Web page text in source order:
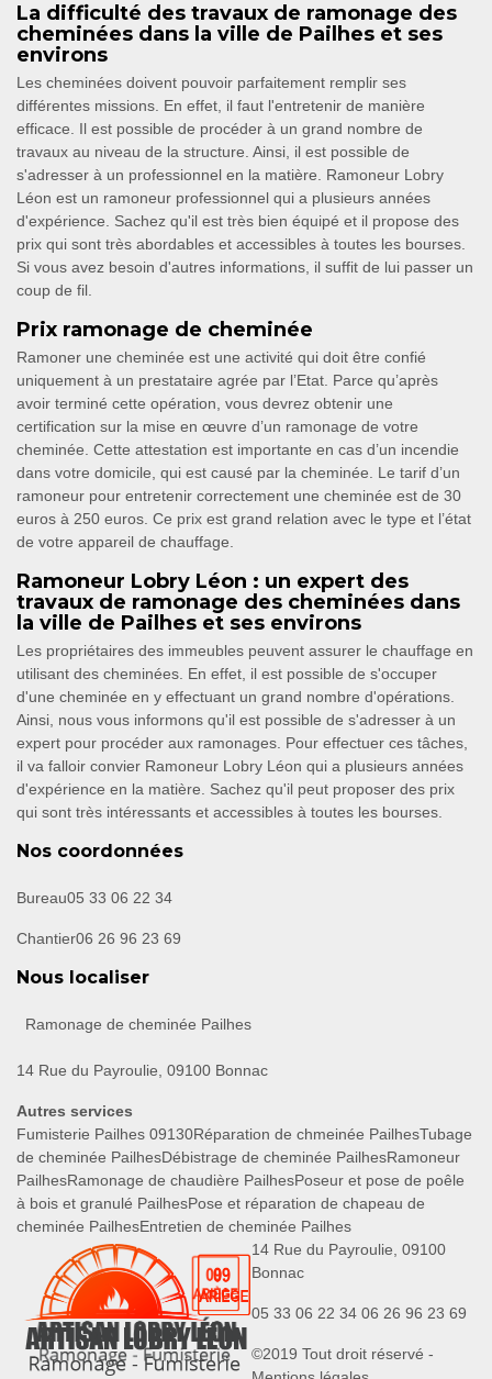
La difficulté des travaux de ramonage des
cheminées dans la ville de Pailhes et ses
environs
Les cheminées doivent pouvoir parfaitement remplir ses
différentes missions. En effet, il faut l'entretenir de manière
efficace. Il est possible de procéder à un grand nombre de
travaux au niveau de la structure. Ainsi, il est possible de
s'adresser à un professionnel en la matière. Ramoneur Lobry
Léon est un ramoneur professionnel qui a plusieurs années
d'expérience. Sachez qu'il est très bien équipé et il propose des
prix qui sont très abordables et accessibles à toutes les bourses.
Si vous avez besoin d'autres informations, il suffit de lui passer un
coup de fil.
Prix ramonage de cheminée
Ramoner une cheminée est une activité qui doit être confié
uniquement à un prestataire agrée par l’Etat. Parce qu’après
avoir terminé cette opération, vous devrez obtenir une
certification sur la mise en œuvre d’un ramonage de votre
cheminée. Cette attestation est importante en cas d’un incendie
dans votre domicile, qui est causé par la cheminée. Le tarif d’un
ramoneur pour entretenir correctement une cheminée est de 30
euros à 250 euros. Ce prix est grand relation avec le type et l’état
de votre appareil de chauffage.
Ramoneur Lobry Léon : un expert des
travaux de ramonage des cheminées dans
la ville de Pailhes et ses environs
Les propriétaires des immeubles peuvent assurer le chauffage en
utilisant des cheminées. En effet, il est possible de s'occuper
d'une cheminée en y effectuant un grand nombre d'opérations.
Ainsi, nous vous informons qu'il est possible de s'adresser à un
expert pour procéder aux ramonages. Pour effectuer ces tâches,
il va falloir convier Ramoneur Lobry Léon qui a plusieurs années
d'expérience en la matière. Sachez qu'il peut proposer des prix
qui sont très intéressants et accessibles à toutes les bourses.
Nos coordonnées
Bureau05 33 06 22 34
Chantier06 26 96 23 69
Nous localiser
Ramonage de cheminée Pailhes
14 Rue du Payroulie, 09100 Bonnac
Autres services
Fumisterie Pailhes 09130Réparation de chmeinée PailhesTubage
de cheminée PailhesDébistrage de cheminée PailhesRamoneur
PailhesRamonage de chaudière PailhesPoseur et pose de poêle
à bois et granulé PailhesPose et réparation de chapeau de
cheminée PailhesEntretien de cheminée Pailhes
14 Rue du Payroulie, 09100
Bonnac
05 33 06 22 34 06 26 96 23 69
©2019 Tout droit réservé -